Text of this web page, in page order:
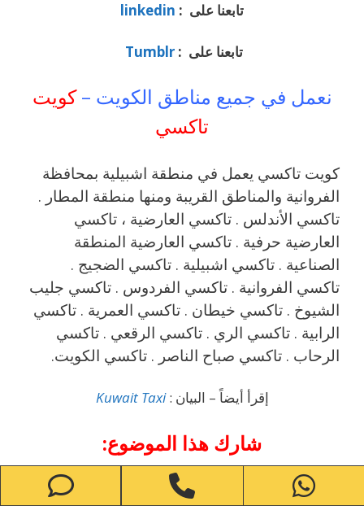
تابعنا على : linkedin
تابعنا على :Tumblr
نعمل في جميع مناطق الكويت – كويت
تاكسي
كويت تاكسي يعمل في منطقة اشبيلية بمحافظة
الفروانية والمناطق القريبة ‎ومنها منطقة المطار .
تاكسي الأندلس . تاكسي العارضية ، تاكسي
العارضية حرفية . تاكسي العارضية المنطقة
الصناعية . تاكسي اشبيلية . تاكسي الضجيج .
تاكسي الفروانية . تاكسي الفردوس . تاكسي جليب
الشيوخ . تاكسي خيطان . تاكسي العمرية . تاكسي
الرابية . تاكسي الري . تاكسي الرقعي . تاكسي
الرحاب . تاكسي صباح الناصر . تاكسي الكويت.
إقرأ أيضاً – البيان :Kuwait Taxi
شارك هذا الموضوع:
WhatsApp